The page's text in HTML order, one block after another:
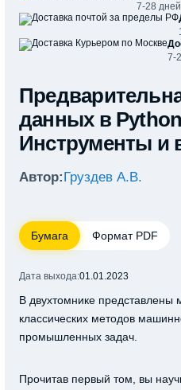
7-28
7-
данных в
Инструменты и
Автор:Груздев А.В.
Бумага Формат PDF
Дата выхода:01.01.2023
В двухтомнике
классических методов
промышленных задач.
Прочитав первый том, вы